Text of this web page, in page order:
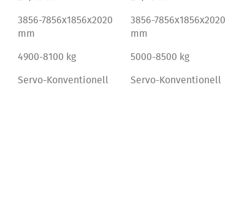
3856-7856x1856x2020
mm
3856-7856x1856x2020
mm
4900-8100 kg 5000-8500 kg
Servo-Konventionell Servo-Konventionell